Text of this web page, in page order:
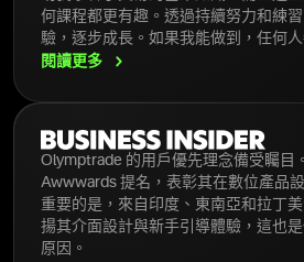
Olymptrade 的用戶優先理念備受矚目
Awwwards 提名，表彰其在數位產品
重要的是，來自印度、東南亞和拉丁
揚其介面設計與新手引導體驗，這也
原因。
何課程都更有趣。透過持續努力和練
驗，逐步成長。如果我能做到，任何人
閱讀更多